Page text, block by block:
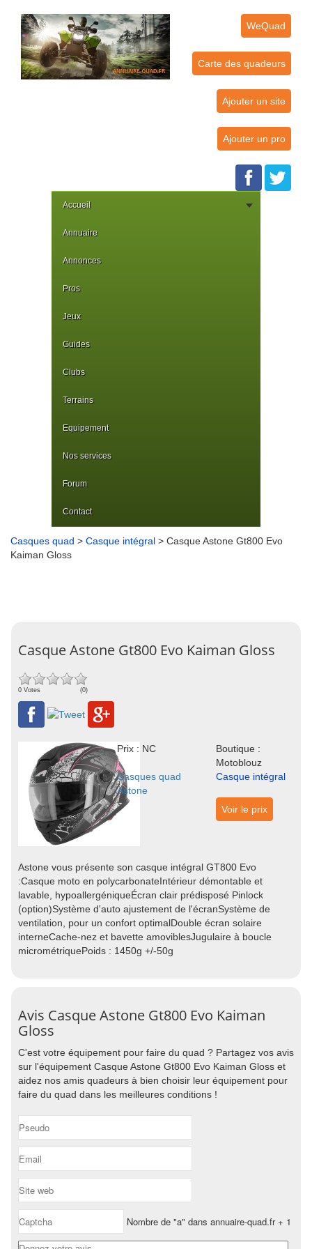
WeQuad
Carte des quadeurs
Ajouter un site
Ajouter un pro
Accueil
Annuaire
Annonces
Pros
Jeux
Guides
Clubs
Terrains
Equipement
Nos services
Forum
Contact
Casques quad > Casque intégral > Casque Astone Gt800 Evo
Kaiman Gloss
Casque Astone Gt800 Evo Kaiman Gloss
0 Votes (0)
Prix : NC
Boutique :
Motoblouz
Casques quad
Astone
Casque intégral
Voir le prix
Astone vous présente son casque intégral GT800 Evo
:Casque moto en polycarbonateIntérieur démontable et
lavable, hypoallergéniqueÉcran clair prédisposé Pinlock
(option)Système d'auto ajustement de l'écranSystème de
ventilation, pour un confort optimalDouble écran solaire
interneCache-nez et bavette amoviblesJugulaire à boucle
micrométriquePoids : 1450g +/-50g
Avis Casque Astone Gt800 Evo Kaiman
Gloss
C'est votre équipement pour faire du quad ? Partagez vos avis
sur l'équipement Casque Astone Gt800 Evo Kaiman Gloss et
aidez nos amis quadeurs à bien choisir leur équipement pour
faire du quad dans les meilleures conditions !
Nombre de "a" dans annuaire-quad.fr + 1